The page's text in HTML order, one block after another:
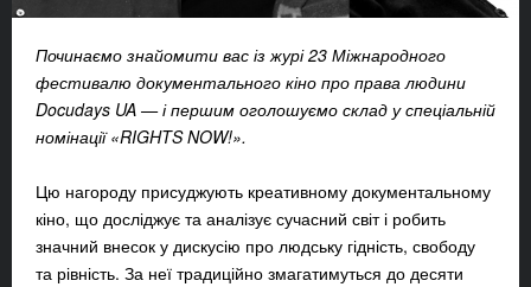
Починаємо знайомити вас із журі 23 Міжнародного
фестивалю документального кіно про права людини
Docudays UA — і першим оголошуємо склад у спеціальній
номінації «RIGHTS NOW!».
Цю нагороду присуджують креативному документальному
кіно, що досліджує та аналізує сучасний світ і робить
значний внесок у дискусію про людську гідність, свободу
та рівність. За неї традиційно змагатимуться до десяти